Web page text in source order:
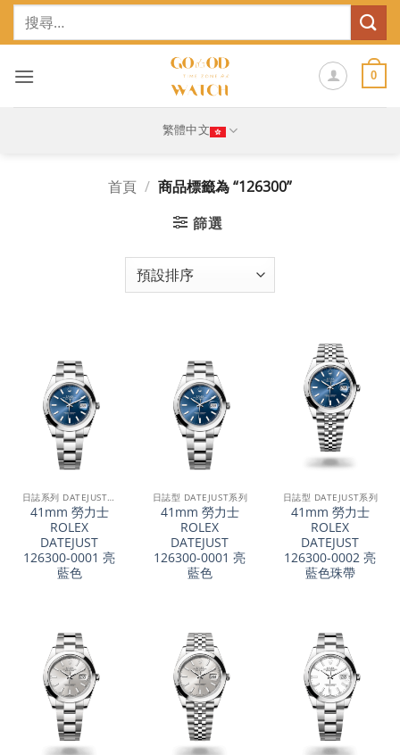
Skip
鍵
0
繁體中文
首頁 / 商品標籤為 “126300”
篩選
日誌系列 DATEJUST 41
41mm 勞力士
ROLEX
DATEJUST
126300-0001 亮
藍色
日誌型 DATEJUST系列
41mm 勞力士
ROLEX
DATEJUST
126300-0001 亮
藍色
日誌型 DATEJUST系列
41mm 勞力士
ROLEX
DATEJUST
126300-0002 亮
藍色珠帶